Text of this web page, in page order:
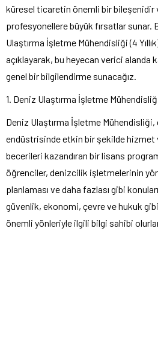
küresel ticaretin önemli bir bileşenidir
profesyonellere büyük fırsatlar sunar.
Ulaştırma İşletme Mühendisliği (4
açıklayarak, bu heyecan verici alanda
genel bir bilgilendirme sunacağız.
1. Deniz Ulaştırma İşletme
Deniz Ulaştırma İşletme Mühendisliği,
endüstrisinde etkin bir şekilde hizmet
becerileri kazandıran bir lisans
öğrenciler, denizcilik işletmelerinin
planlaması ve daha fazlası gibi
güvenlik, ekonomi, çevre ve hukuk
önemli yönleriyle ilgili bilgi sahibi